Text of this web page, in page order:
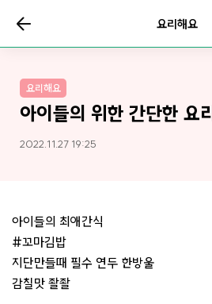
요리해요
요리해요
아이들의 위한 간단한 요리
2022.11.27 19:25
아이들의 최애간식
#꼬마김밥
지단만들때 필수 연두 한방울
감칠맛 좔좔